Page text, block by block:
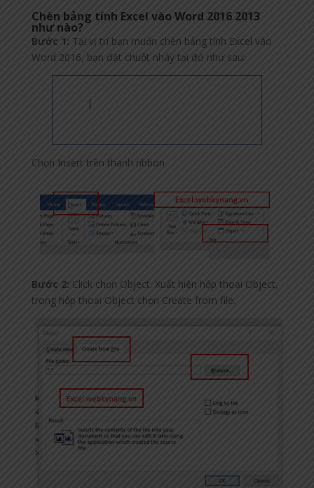
Chèn bảng tính Excel vào Word 2016 2013
như nào?
Bước 1: Tại vị trí bạn muốn chèn bảng tính Excel vào
Word 2016, bạn đặt chuột nháy tại đó như sau:
Chọn Insert trên thanh ribbon
Bước 2: Click chọn Object. Xuất hiện hộp thoại Object,
trong hộp thoại Object chọn Create from file.